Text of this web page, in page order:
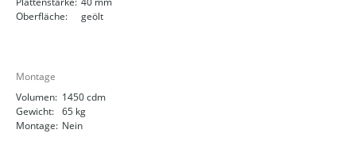
Oberfläche:
geölt
Montage
Volumen: 1450 cdm
Gewicht: 65 kg
Montage: Nein